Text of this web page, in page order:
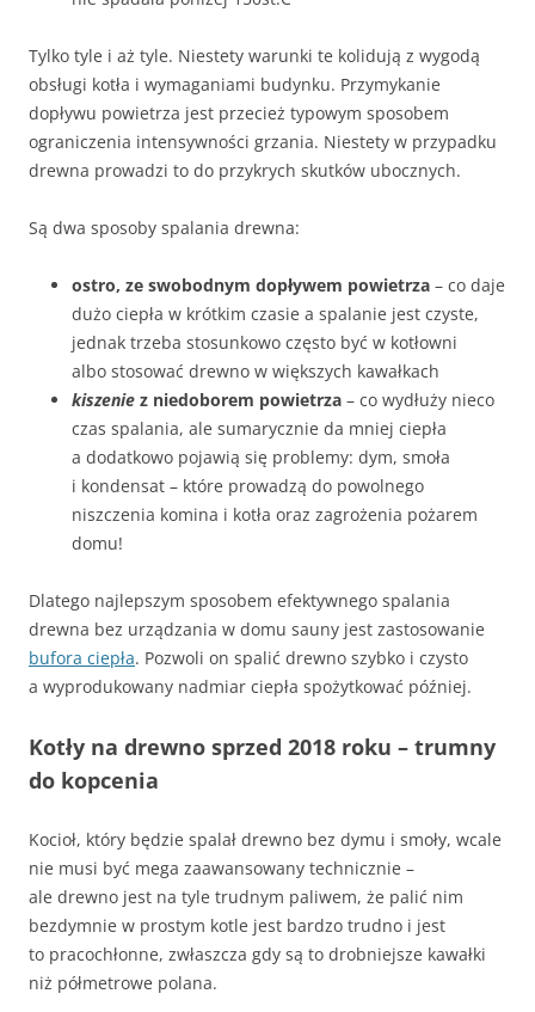
Tylko tyle i aż tyle. Niestety warunki te kolidują z wygodą
obsługi kotła i wymaganiami budynku. Przymykanie
dopływu powietrza jest przecież typowym sposobem
ograniczenia intensywności grzania. Niestety w przypadku
drewna prowadzi to do przykrych skutków ubocznych.
Są dwa sposoby spalania drewna:
ostro, ze swobodnym dopływem powietrza – co daje
dużo ciepła w krótkim czasie a spalanie jest czyste,
jednak trzeba stosunkowo często być w kotłowni
albo stosować drewno w większych kawałkach
kiszenie z niedoborem powietrza – co wydłuży nieco
czas spalania, ale sumarycznie da mniej ciepła
a dodatkowo pojawią się problemy: dym, smoła
i kondensat – które prowadzą do powolnego
niszczenia komina i kotła oraz zagrożenia pożarem
domu!
Dlatego najlepszym sposobem efektywnego spalania
drewna bez urządzania w domu sauny jest zastosowanie
bufora ciepła. Pozwoli on spalić drewno szybko i czysto
a wyprodukowany nadmiar ciepła spożytkować później.
Kotły na drewno sprzed 2018 roku – trumny
do kopcenia
Kocioł, który będzie spalał drewno bez dymu i smoły, wcale
nie musi być mega zaawansowany technicznie –
ale drewno jest na tyle trudnym paliwem, że palić nim
bezdymnie w prostym kotle jest bardzo trudno i jest
to pracochłonne, zwłaszcza gdy są to drobniejsze kawałki
niż półmetrowe polana.